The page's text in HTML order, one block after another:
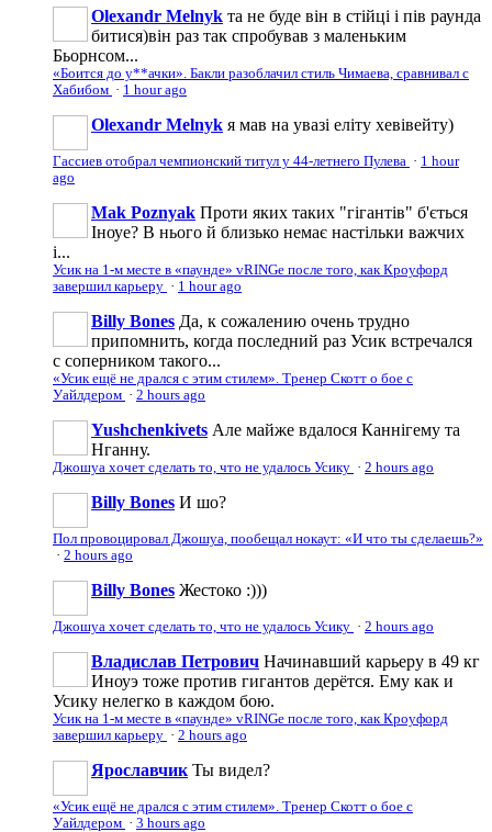
Olexandr Melnyk та не буде він в стійці і пів раунда
битися)він раз так спробував з маленьким
Бьорнсом...
«Боится до у**ачки». Бакли разоблачил стиль Чимаева, сравнивал с
Хабибом · 1 hour ago
Olexandr Melnyk я мав на увазі еліту хевівейту)
Гассиев отобрал чемпионский титул у 44-летнего Пулева · 1 hour
ago
Mak Poznyak Проти яких таких "гігантів" б'ється
Іноуе? В нього й близько немає настільки важчих
і...
Усик на 1-м месте в «паунде» vRINGe после того, как Кроуфорд
завершил карьеру · 1 hour ago
Billy Bones Да, к сожалению очень трудно
припомнить, когда последний раз Усик встречался
с соперником такого...
«Усик ещё не дрался с этим стилем». Тренер Скотт о бое с
Уайлдером · 2 hours ago
Yushchenkivets Але майже вдалося Каннігему та
Нганну.
Джошуа хочет сделать то, что не удалось Усику · 2 hours ago
Billy Bones И шо?
Пол провоцировал Джошуа, пообещал нокаут: «И что ты сделаешь?»
· 2 hours ago
Billy Bones Жестоко :)))
Джошуа хочет сделать то, что не удалось Усику · 2 hours ago
Владислав Петрович Начинавший карьеру в 49 кг
Иноуэ тоже против гигантов дерётся. Ему как и
Усику нелегко в каждом бою.
Усик на 1-м месте в «паунде» vRINGe после того, как Кроуфорд
завершил карьеру · 2 hours ago
Ярославчик Ты видел?
«Усик ещё не дрался с этим стилем». Тренер Скотт о бое с
Уайлдером · 3 hours ago